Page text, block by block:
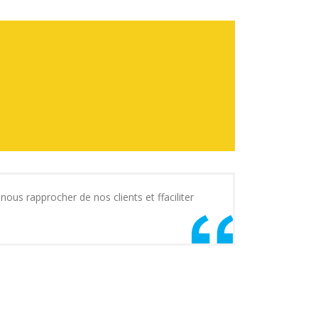
rapprocher de nos clients et ffaciliter